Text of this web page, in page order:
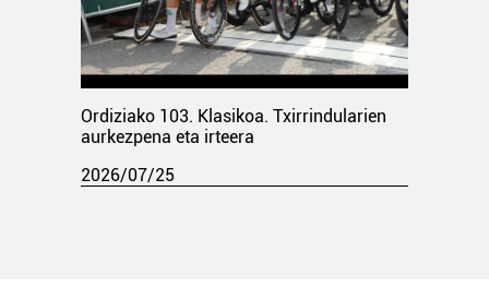
Ordiziako 103. Klasikoa. Txirrindularien
aurkezpena eta irteera
2026/07/25